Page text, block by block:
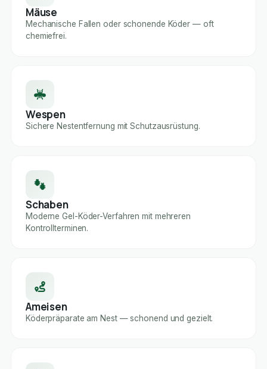
Mäuse
Mechanische Fallen oder schonende Köder — oft
chemiefrei.
Wespen
Sichere Nestentfernung mit Schutzausrüstung.
Schaben
Moderne Gel-Köder-Verfahren mit mehreren
Kontrollterminen.
Ameisen
Köderpräparate am Nest — schonend und gezielt.